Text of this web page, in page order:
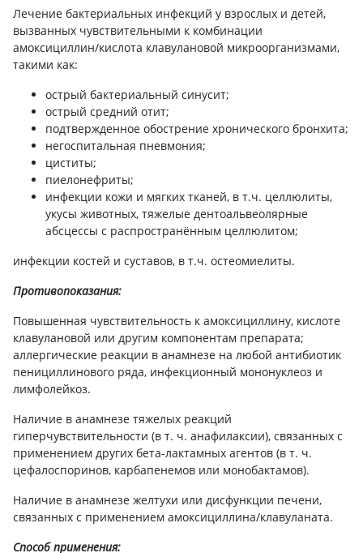
Лечение бактериальных инфекций у взрослых и детей,
вызванных чувствительными к комбинации
амоксициллин/кислота клавулановой микроорганизмами,
такими как:
острый бактериальный синусит;
острый средний отит;
подтвержденное обострение хронического бронхита;
негоспитальная пневмония;
циститы;
пиелонефриты;
инфекции кожи и мягких тканей, в т.ч. целлюлиты,
укусы животных, тяжелые дентоальвеолярные
абсцессы с распространённым целлюлитом;
инфекции костей и суставов, в т.ч. остеомиелиты.
Противопоказания:
Повышенная чувствительность к амоксициллину, кислоте
клавулановой или другим компонентам препарата;
аллергические реакции в анамнезе на любой антибиотик
пенициллинового ряда, инфекционный мононуклеоз и
лимфолейкоз.
Наличие в анамнезе тяжелых реакций
гиперчувствительности (в т. ч. анафилаксии), связанных с
применением других бета-лактамных агентов (в т. ч.
цефалоспоринов, карбапенемов или монобактамов).
Наличие в анамнезе желтухи или дисфункции печени,
связанных с применением амоксициллина/клавуланата.
Способ применения: